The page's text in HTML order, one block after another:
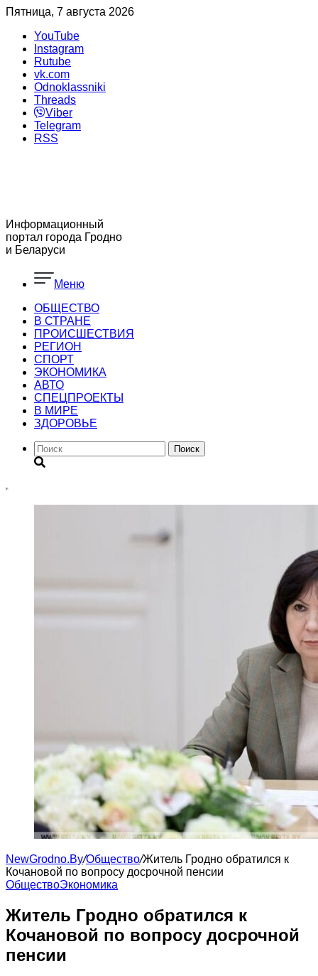
Пятница, 7 августа 2026
YouTube
Instagram
Rutube
vk.com
Odnoklassniki
Threads
Viber
Telegram
RSS
Информационный
портал города Гродно
и Беларуси
Меню
ОБЩЕСТВО
В СТРАНЕ
ПРОИСШЕСТВИЯ
РЕГИОН
CПОРТ
ЭКОНОМИКА
АВТО
СПЕЦПРОЕКТЫ
В МИРЕ
ЗДОРОВЬЕ
Поиск
NewGrodno.By/Общество/Житель Гродно обратился к
Кочановой по вопросу досрочной пенсии
ОбществоЭкономика
Житель Гродно обратился к
Кочановой по вопросу досрочной
пенсии